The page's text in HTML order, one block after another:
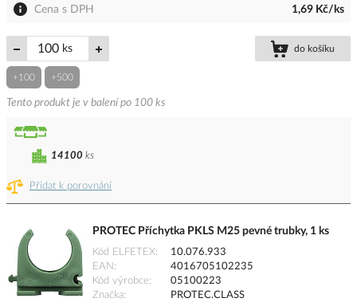
Cena s DPH 1,69 Kč/ks
ks do košíku
+100 +500
Tento produkt je v balení po 100 ks
Přidat k porovnání
14100 ks
PROTEC Příchytka PKLS M25 pevné trubky, 1 ks
Kód ELFETEX
10.076.933
EAN
4016705102235
Kód výrobce
05100223
Značka
PROTEC.CLASS